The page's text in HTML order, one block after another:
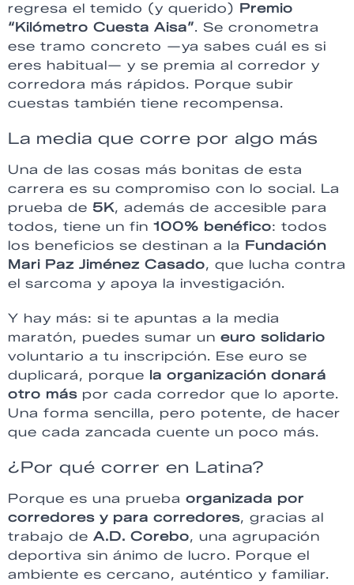
regresa el temido (y querido) Premio
“Kilómetro Cuesta Aisa”. Se cronometra
ese tramo concreto —ya sabes cuál es si
eres habitual— y se premia al corredor y
corredora más rápidos. Porque subir
cuestas también tiene recompensa.
La media que corre por algo más
Una de las cosas más bonitas de esta
carrera es su compromiso con lo social. La
prueba de 5K, además de accesible para
todos, tiene un fin 100% benéfico: todos
los beneficios se destinan a la Fundación
Mari Paz Jiménez Casado, que lucha contra
el sarcoma y apoya la investigación.
Y hay más: si te apuntas a la media
maratón, puedes sumar un euro solidario
voluntario a tu inscripción. Ese euro se
duplicará, porque la organización donará
otro más por cada corredor que lo aporte.
Una forma sencilla, pero potente, de hacer
que cada zancada cuente un poco más.
¿Por qué correr en Latina?
Porque es una prueba organizada por
corredores y para corredores, gracias al
trabajo de A.D. Corebo, una agrupación
deportiva sin ánimo de lucro. Porque el
ambiente es cercano, auténtico y familiar.